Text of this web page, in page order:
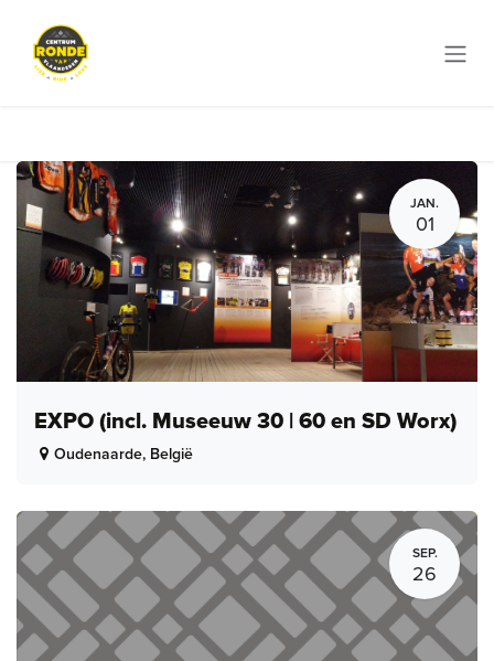
JAN.
01
EXPO (incl. Museeuw 30 | 60 en SD Worx)
Oudenaarde, België
SEP.
26